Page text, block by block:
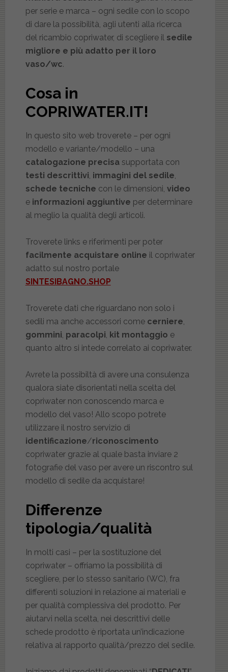
per serie e marca – ogni sedile con lo scopo
di dare la possibilità, agli utenti alla ricerca
del ricambio copriwater, di scegliere il sedile
migliore e più adatto per il loro
vaso/wc.
Cosa in
COPRIWATER.IT!
In questo sito web troverete – per ogni
modello e variante/modello – una
catalogazione precisasupportata con
testi descrittivi, immagini del sedile,
schede tecniche con le dimensioni, video
e informazioni aggiuntive per determinare
al meglio la qualità degli articoli.
Troverete links e riferimenti per poter
facilmente acquistare online il copriwater
adatto sul nostro portale
SINTESIBAGNO.SHOP
Troverete dati che riguardano non solo i
sedili ma anche accessori come cerniere,
gommini, paracolpi, kit montaggio e
quanto altro si intede correlato ai copriwater.
Avrete la possibiltà di avere una consulenza
qualora siate disorientati nella scelta del
copriwater non conoscendo marca e
modello del vaso! Allo scopo potrete
utilizzare il nostro servizio di
identificazione/riconoscimento
copriwater grazie al quale basta inviare 2
fotografie del vaso per avere un riscontro sul
modello di sedile da acquistare!
Differenze
tipologia/qualità
In molti casi – per la sostituzione del
copriwater – offriamo la possibilità di
scegliere, per lo stesso sanitario (WC), fra
differenti soluzioni in relazione ai materiali e
per qualità complessiva del prodotto. Per
aiutarvi nella scelta, nei descrittivi delle
schede prodotto è riportata un’indicazione
relativa al rapporto qualità/prezzo del sedile.